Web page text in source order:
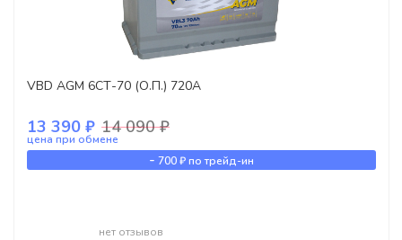
VBD AGM 6СТ-70 (О.П.) 720А
13 390 ₽ 14 090 ₽
цена при обмене
- 700 ₽по трейд-ин
нет отзывов